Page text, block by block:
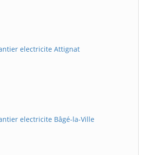
electricite Attignat
electricite Bâgé-la-Ville